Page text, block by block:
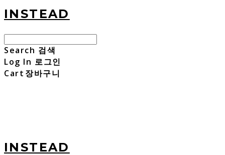
INSTEAD
Search 검색
Log In 로그인
Cart 장바구니
INSTEAD